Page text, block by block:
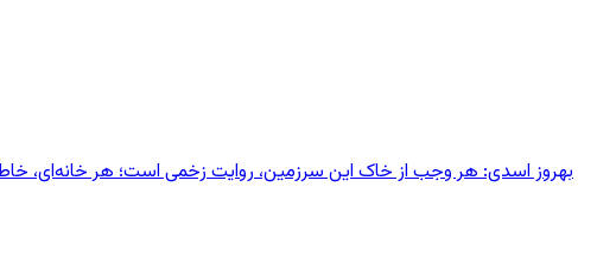
بهروز اسدی: هر وجب از خاک‌ این سرزمین، روایت زخمی است؛ هر خانه‌ای،